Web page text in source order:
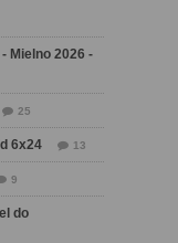
Mielno 2026 -
25
6x24 13
9
do